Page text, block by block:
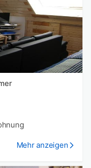
Mehr anzeigen